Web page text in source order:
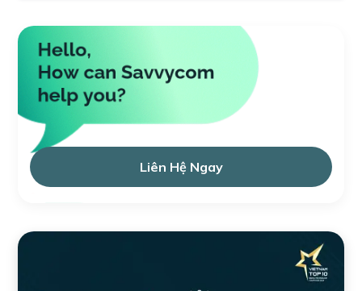
Liên Hệ Ngay